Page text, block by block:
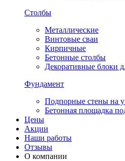
Столбы
Металлические
Винтовые сваи
Кирпичные
Бетонные столбы
Декоративные блоки
Фундамент
Подпорные стены на
Бетонная площадка
Цены
Акции
Наши работы
Отзывы
О компании